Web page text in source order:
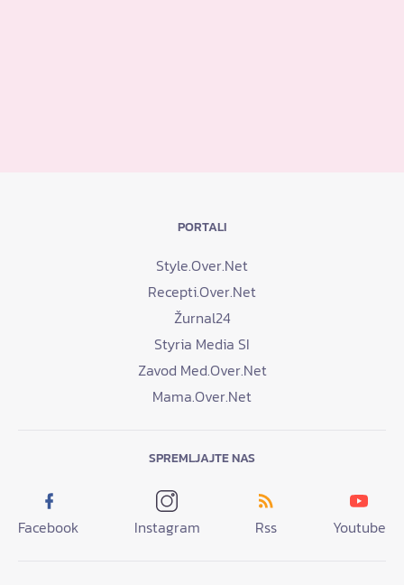
PORTALI
Style.Over.Net
Recepti.Over.Net
Žurnal24
Styria Media SI
Zavod Med.Over.Net
Mama.Over.Net
SPREMLJAJTE NAS
Facebook Instagram Rss Youtube